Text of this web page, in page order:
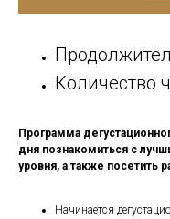
Количество
Программа
дня познакомиться с
уровня, а также посетить
Начинается